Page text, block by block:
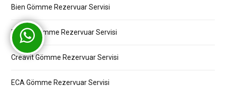
Bien Gömme Rezervuar Servisi
Bocchi Gömme Rezervuar Servisi
Creavit Gömme Rezervuar Servisi
ECA Gömme Rezervuar Servisi